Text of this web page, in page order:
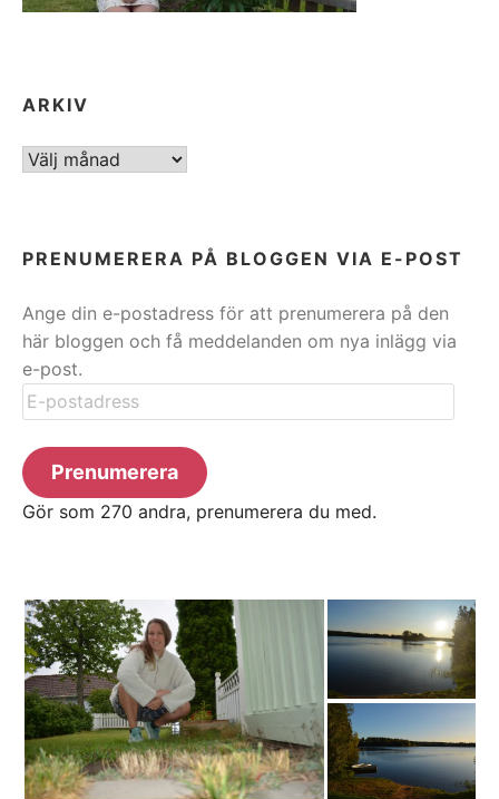
ARKIV
ARKIV
PRENUMERERA PÅ BLOGGEN VIA E-POST
Ange din e-postadress för att prenumerera på den
här bloggen och få meddelanden om nya inlägg via
e-post.
E-
postadress
Prenumerera
Gör som 270 andra, prenumerera du med.